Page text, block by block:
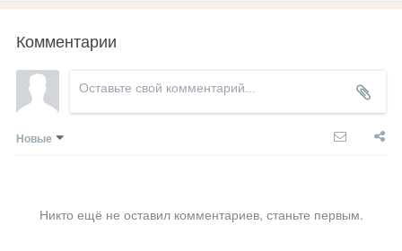
Комментарии
Новые
Никто ещё не оставил комментариев, станьте первым.